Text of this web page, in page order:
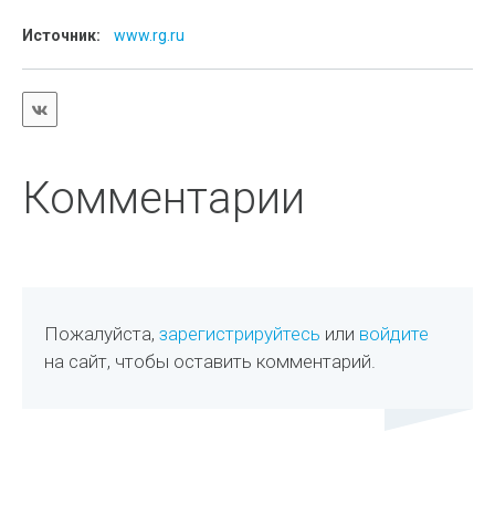
Источник: www.rg.ru
Комментарии
Пожалуйста,зарегистрируйтесь или войдите
на сайт, чтобы оставить комментарий.